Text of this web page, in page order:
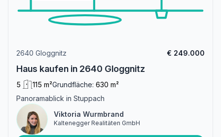
2640 Gloggnitz € 249.000
Haus kaufen in 2640 Gloggnitz
5 115 m²Grundfläche: 630 m²
Panoramablick in Stuppach
Viktoria Wurmbrand
Kaltenegger Realitäten GmbH